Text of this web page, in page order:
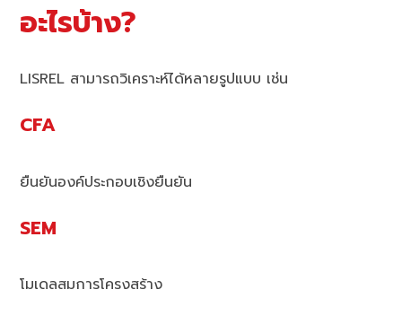
อะไรบ้าง?
LISREL สามารถวิเคราะห์ได้หลายรูปแบบ เช่น
CFA
ยืนยันองค์ประกอบเชิงยืนยัน
SEM
โมเดลสมการโครงสร้าง